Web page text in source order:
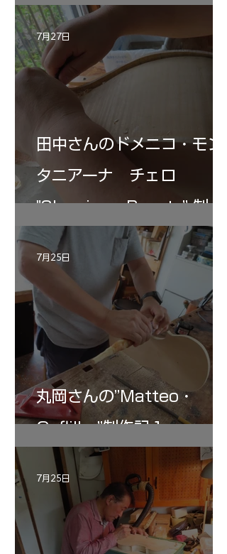
田中さんのドメニコ・モン
タニアーナ チェロ
"Sleeping・Beauty” 制作
記 30
7月27日
丸岡さんの”Matteo・
Gofliller”制作記１
7月25日
7月25日